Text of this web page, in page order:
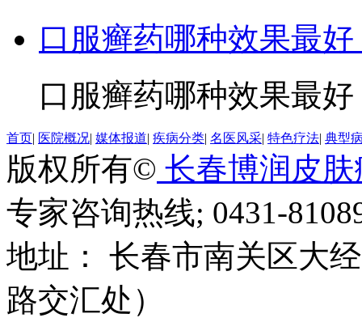
口服癣药哪种效果最
口服癣药哪种效果最
首页| 医院概况| 媒体报道| 疾病分类| 名医风采| 特色疗法| 典型
版权所有© 长春博润皮
专家咨询热线; 0431-
地址： 长春市南关区大
路交汇处）